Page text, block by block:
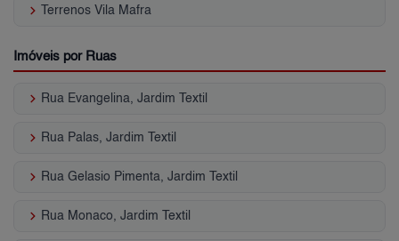
keyboard_arrow_right Terrenos Vila Mafra
Imóveis por Ruas
keyboard_arrow_right Rua Evangelina, Jardim Textil
keyboard_arrow_right Rua Palas, Jardim Textil
keyboard_arrow_right Rua Gelasio Pimenta, Jardim Textil
keyboard_arrow_right Rua Monaco, Jardim Textil